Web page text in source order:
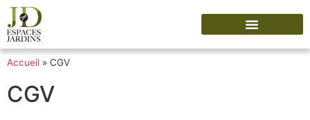
Accueil » CGV
CGV